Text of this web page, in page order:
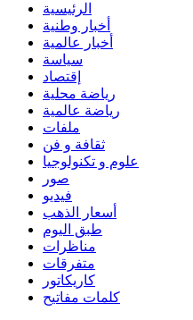
الرئيسية
أخبار وطنية
أخبار عالمية
سياسة
إقتصاد
رياضة محلية
رياضة عالمية
ملفات
ثقافة و فن
علوم و تكنولوجيا
صور
فيديو
أسعار الذهب
طبق اليوم
مناظرات
متفرقات
كاريكاتور
كلمات مفاتيح